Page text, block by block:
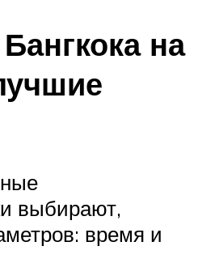
на
выбирают,
время и